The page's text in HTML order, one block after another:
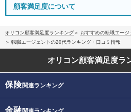
顧客満足度について
オリコン顧客満足度ランキング おすすめの転職エー
転職エージェントの20代ランキング・口コミ情報
オリコン顧客満足度ラ
保険関連ランキング